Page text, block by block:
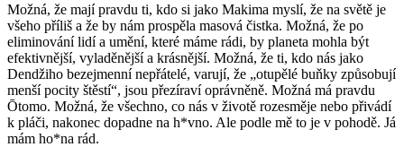
Možná, že mají pravdu ti, kdo si jako Makima myslí, že na světě je
všeho příliš a že by nám prospěla masová čistka. Možná, že po
eliminování lidí a umění, které máme rádi, by planeta mohla být
efektivnější, vyladěnější a krásnější. Možná, že ti, kdo nás jako
Dendžiho bezejmenní nepřátelé, varují, že „otupělé buňky způsobují
menší pocity štěstí“, jsou přezíraví oprávněně. Možná má pravdu
Ōtomo. Možná, že všechno, co nás v životě rozesměje nebo přivádí
k pláči, nakonec dopadne na h*vno. Ale podle mě to je v pohodě. Já
mám ho*na rád.